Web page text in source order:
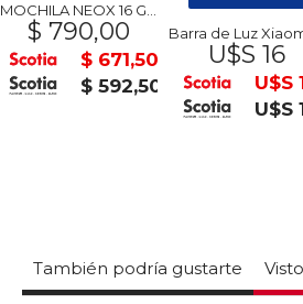
MOCHILA NEOX 16 GRIS
$ 790,00
$ 671,50
$ 592,50
U$S 16
U$S
U$S
También podría gustarte